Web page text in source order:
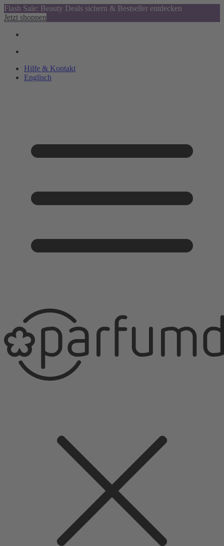
Flash Sale: Beauty Deals sichern & Bestseller entdecken
Jetzt shoppen
Hilfe & Kontakt
Englisch